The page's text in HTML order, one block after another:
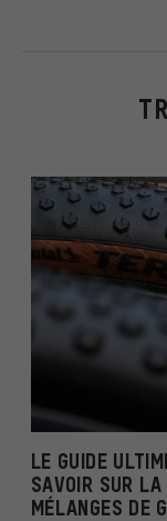
LE GUIDE
SAVOIR SUR
MÉLANGES DE